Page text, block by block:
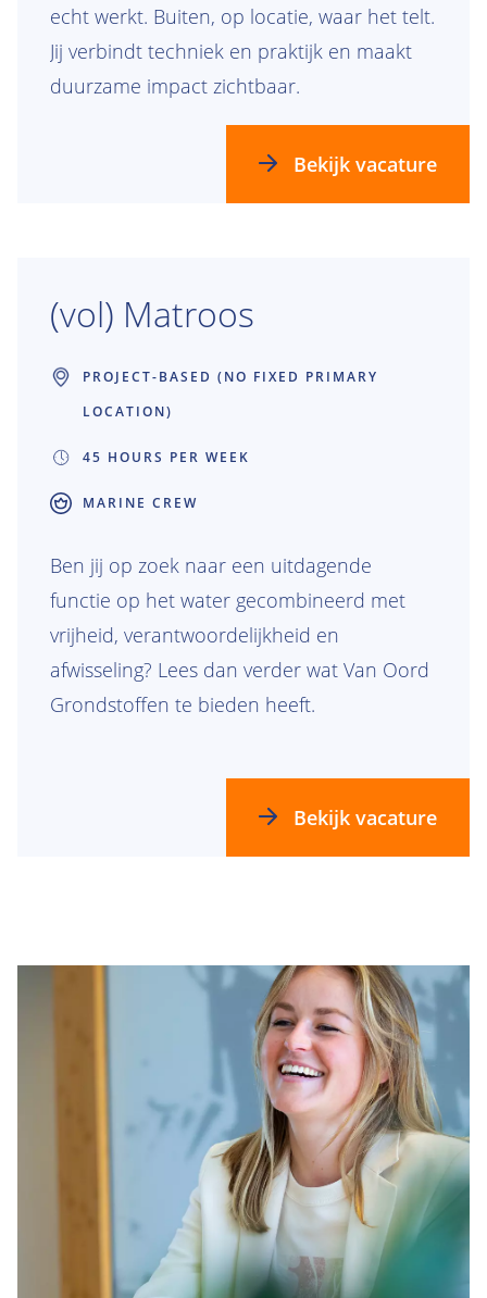
echt werkt. Buiten, op locatie, waar het telt.
Jij verbindt techniek en praktijk en maakt
duurzame impact zichtbaar.
Bekijk vacature
(vol) Matroos
PROJECT-BASED (NO FIXED PRIMARY
LOCATION)
45 HOURS PER WEEK
MARINE CREW
Ben jij op zoek naar een uitdagende
functie op het water gecombineerd met
vrijheid, verantwoordelijkheid en
afwisseling? Lees dan verder wat Van Oord
Grondstoffen te bieden heeft.
Bekijk vacature